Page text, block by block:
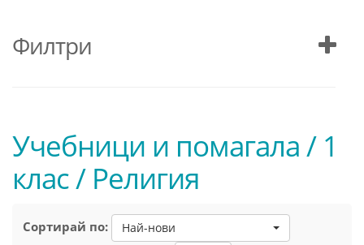
Филтри
Учебници и помагала / 1
клас / Религия
Сортирай по: Най-нови